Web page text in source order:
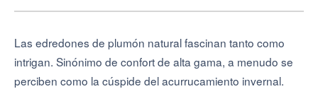
Las edredones de plumón natural fascinan tanto como
intrigan. Sinónimo de confort de alta gama, a menudo se
perciben como la cúspide del acurrucamiento invernal.